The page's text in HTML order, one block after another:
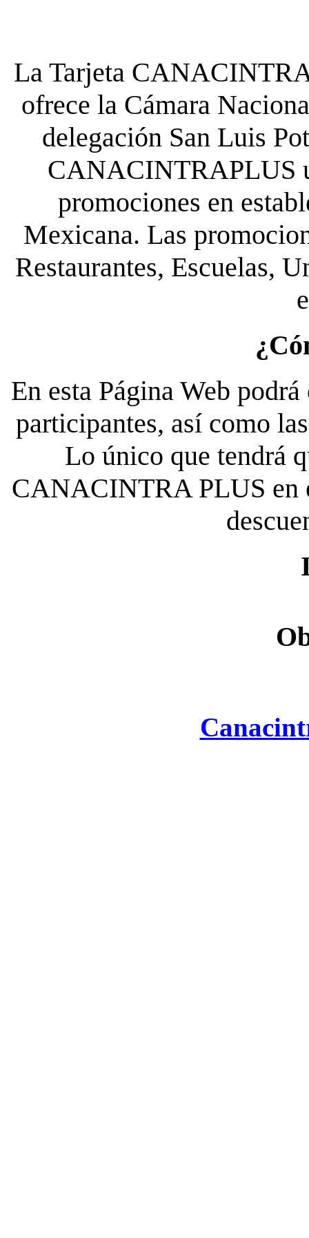
La Tarjeta
ofrece la Cámara
delegación San Luis
CANACINTRAPLUS
promociones en
Mexicana. Las
Restaurantes, Escuelas,
En esta Página Web
participantes, así como
Lo único que tendrá
CANACINTRA PLUS en